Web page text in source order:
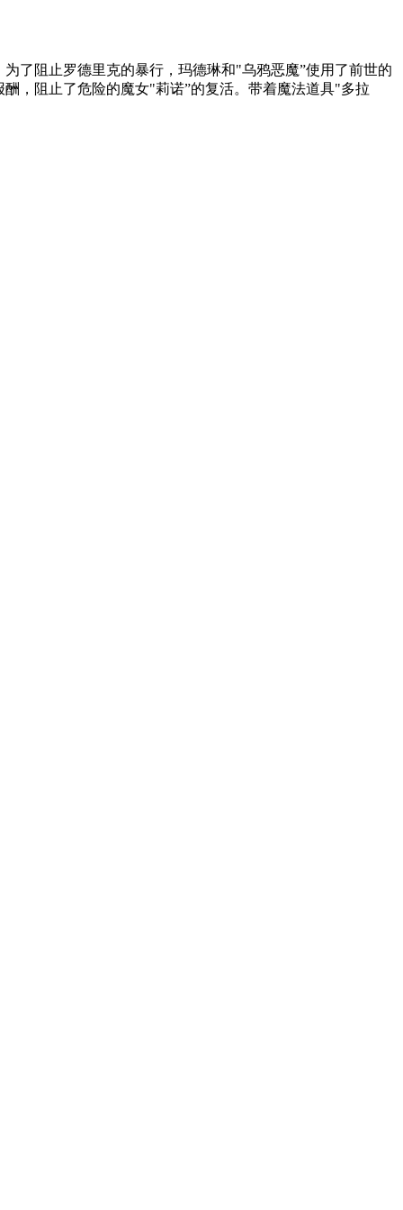
了阻止罗德里克的暴行，玛德琳和"乌鸦恶魔”使用了前世的
，阻止了危险的魔女"莉诺”的复活。带着魔法道具"多拉